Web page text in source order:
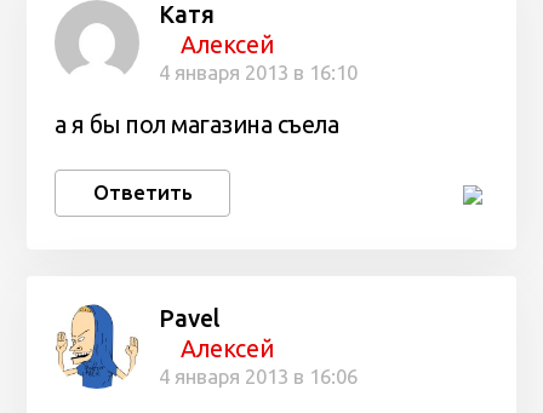
Катя
Алексей
4 января 2013 в 16:10
а я бы пол магазина съела
Ответить
Pavel
Алексей
4 января 2013 в 16:06